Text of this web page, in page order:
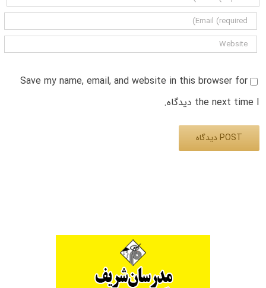
Save my name, email, and website in this browser for
the next time I دیدگاه.